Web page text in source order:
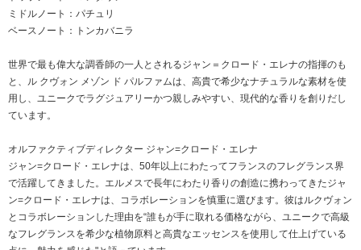
ミドルノート：パチュリ
ベースノート：トンカバニラ
世界で最も偉大な調香師の一人とされるジャン＝クロード・エレナの指揮のも
と、ル クヴォン メゾン ド パルファムは、高貴で希少なナチュラルな素材を使
用し、ユニークでラグジュアリーかつ親しみやすい、現代的な香りを創りだし
ています。
オルファクティブディレクター ジャン=クロード・エレナ
ジャン=クロード・エレナは、50年以上にわたってフランスのフレグランス界
で活躍してきました。エルメスで長年にわたり香りの創造に携わってきたジャ
ン=クロード・エレナは、コラボレーションを慎重に選びます。彼はルクヴォン
とコラボレーションした理由を“誰もが手に取れる価格ながら、ユニークで高級
なフレグランスを希少な植物原料と高貴なエッセンスを使用して仕上げている